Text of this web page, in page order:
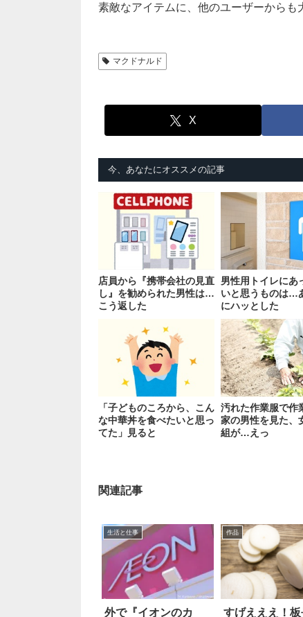
素敵なアイテムに、他のユーザーからも
マクドナルド
X
今、あなたにオススメの記事
店員から『携帯会社の見直
し』を勧められた男性は…
こう返した
男性用トイレにあ
いと思うものは…
にハッとした
「子どものころから、こん
な中華丼を食べたいと思っ
てた」見ると
汚れた作業服で作
家の男性を見た、
組が…えっ
関連記事
生活と仕事
外で『イオンのカ
作品
すげえええ！板